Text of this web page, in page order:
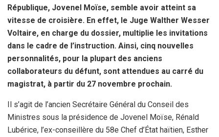
République, Jovenel Moïse, semble avoir atteint sa
vitesse de croisière. En effet, le Juge Walther Wesser
Voltaire, en charge du dossier, multiplie les invitations
dans le cadre de l’instruction. Ainsi, cinq nouvelles
personnalités, pour la plupart des anciens
collaborateurs du défunt, sont attendues au carré du
magistrat, à partir du 27 novembre prochain.
Il s’agit de l’ancien Secrétaire Général du Conseil des
Ministres sous la présidence de Jovenel Moïse, Rénald
Lubérice, l’ex-conseillère du 58e Chef d’État haïtien, Esther